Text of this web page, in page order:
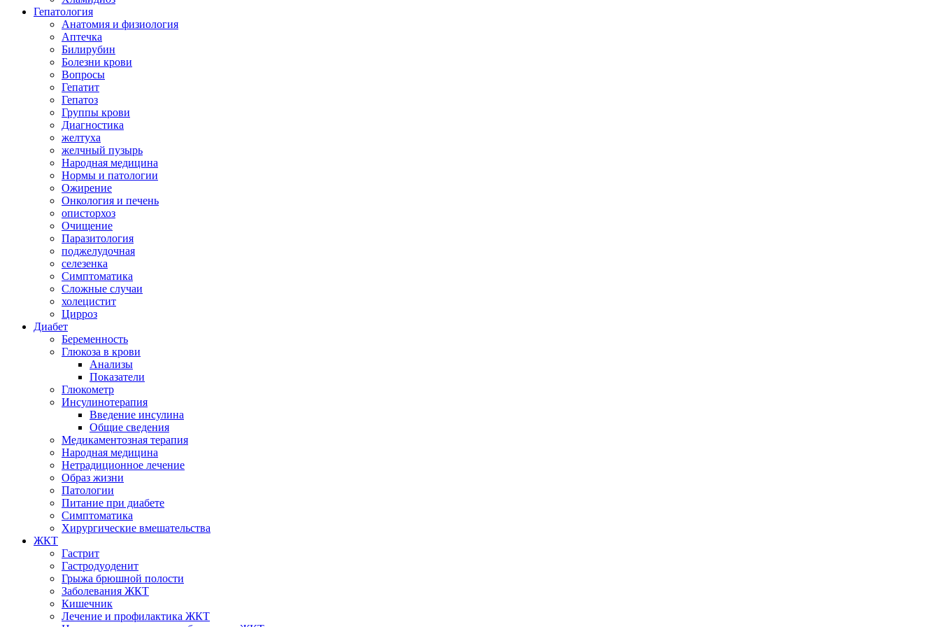
Гепатология
Анатомия и физиология
Аптечка
Билирубин
Болезни крови
Вопросы
Гепатит
Гепатоз
Группы крови
Диагностика
желтуха
желчный пузырь
Народная медицина
Нормы и патологии
Ожирение
Онкология и печень
описторхоз
Очищение
Паразитология
поджелудочная
селезенка
Симптоматика
Сложные случаи
холецистит
Цирроз
Диабет
Беременность
Глюкоза в крови
Анализы
Показатели
Глюкометр
Инсулинотерапия
Введение инсулина
Общие сведения
Медикаментозная терапия
Народная медицина
Нетрадиционное лечение
Образ жизни
Патологии
Питание при диабете
Симптоматика
Хирургические вмешательства
ЖКТ
Гастрит
Гастродуоденит
Грыжа брюшной полости
Заболевания ЖКТ
Кишечник
Лечение и профилактика ЖКТ